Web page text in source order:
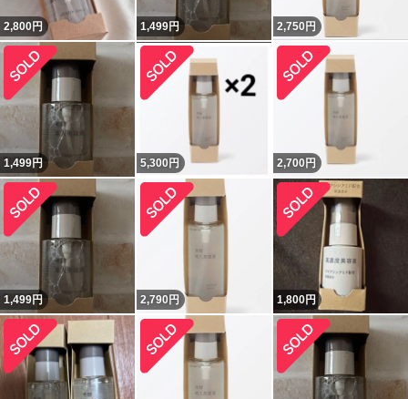
2,800円 1,499円 2,750 円
1,499円 5,300 円 2,700 円
1,499円 2,790 円 1,800円